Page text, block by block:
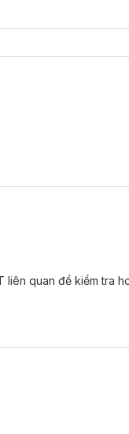
quan để kiểm tra